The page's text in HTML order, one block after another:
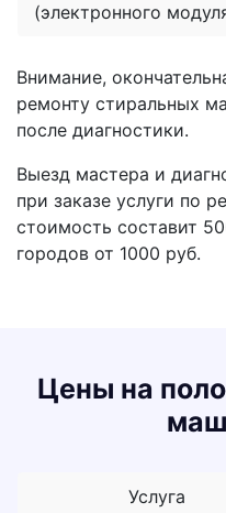
(электронного
Внимание,
ремонту стиральных
после диагностики.
Выезд мастера и
при заказе услуги по
стоимость составит
городов от 1000 руб.
Цены на
Услуга